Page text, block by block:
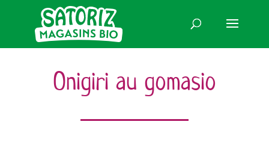
Onigiri au gomasio